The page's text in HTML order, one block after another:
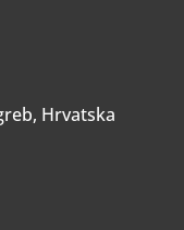
Hrvatska